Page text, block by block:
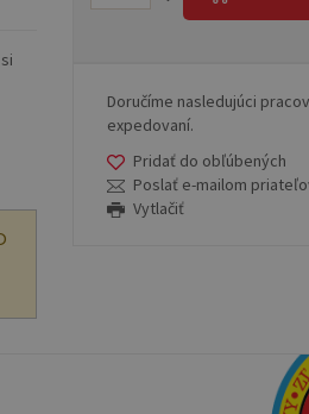
Doručíme nasledujúci
expedovaní.
Pridať do obľúbených
Poslať e-mailom
Vytlačiť